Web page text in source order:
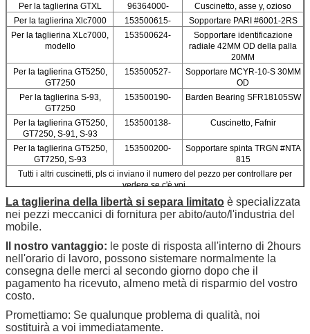
Per la taglierina GTXL 96364000-
Cuscinetto, asse y, ozioso
Per la taglierina Xlc7000
153500615-
Sopportare PARI #6001-2RS
Per la taglierina XLc7000,
modello
153500624-
Sopportare identificazione
radiale 42MM OD della palla
20MM
Per la taglierina GT5250,
GT7250
153500527-
Sopportare MCYR-10-S 30MM
OD
Per la taglierina S-93,
GT7250
153500190- Barden Bearing SFR18105SW
Per la taglierina GT5250,
GT7250, S-91, S-93
153500138- Cuscinetto, Fafnir
Per la taglierina GT5250,
GT7250, S-93
153500200-
Sopportare spinta TRGN #NTA
815
Tutti i altri cuscinetti, pls ci inviano il numero del pezzo per controllare per
vedere se c'è voi.
La taglierina della libertà si separa limitato è specializzata
nei pezzi meccanici di fornitura per abito/auto/l'industria del
mobile.
Il nostro vantaggio: le poste di risposta all'interno di 2hours
nell'orario di lavoro, possono sistemare normalmente la
consegna delle merci al secondo giorno dopo che il
pagamento ha ricevuto, almeno metà di risparmio del vostro
costo.
Promettiamo: Se qualunque problema di qualità, noi
sostituirà a voi immediatamente.